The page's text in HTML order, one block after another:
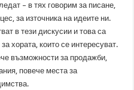
– в тях говорим за писане,
за източника на идеите ни.
в тези дискусии и това са
хората, които се интересуват.
възможности за продажби,
повече места за